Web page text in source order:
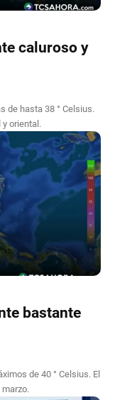
caluroso y
de hasta 38 ° Celsius.
oriental.
bastante
de 40 ° Celsius. El